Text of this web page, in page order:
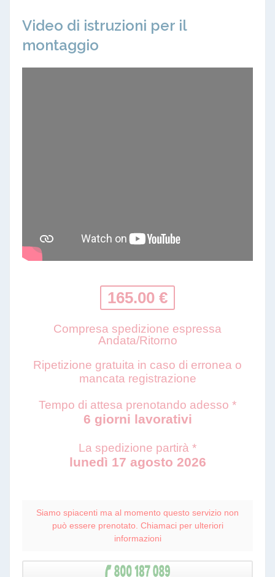
Video di istruzioni per il
montaggio
165.00 €
Compresa spedizione espressa
Andata/Ritorno
Ripetizione gratuita in caso di erronea o
mancata registrazione
Tempo di attesa prenotando adesso *
6 giorni lavorativi
La spedizione partirà *
lunedì 17 agosto 2026
Siamo spiacenti ma al momento questo servizio non
può essere prenotato. Chiamaci per ulteriori
informazioni